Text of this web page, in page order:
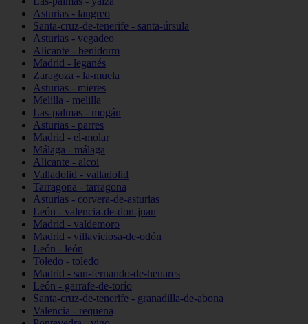
Asturias - langreo
Santa-cruz-de-tenerife - santa-úrsula
Asturias - vegadeo
Alicante - benidorm
Madrid - leganés
Zaragoza - la-muela
Asturias - mieres
Melilla - melilla
Las-palmas - mogán
Asturias - parres
Madrid - el-molar
Málaga - málaga
Alicante - alcoi
Valladolid - valladolid
Tarragona - tarragona
Asturias - corvera-de-asturias
León - valencia-de-don-juan
Madrid - valdemoro
Madrid - villaviciosa-de-odón
León - león
Toledo - toledo
Madrid - san-fernando-de-henares
León - garrafe-de-torío
Santa-cruz-de-tenerife - granadilla-de-abona
Valencia - requena